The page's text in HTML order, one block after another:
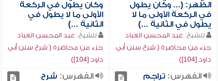
الظهر: (... وكان يطول
في الركعة الأولى ما لا
يطول في الثانية ...)
للشيخ: عبد المحسن العباد
جزء من محاضرة ( شرح سنن أبي
داود [104])
وكان يطول في الركعة
الأولى ما لا يطول في
الثانية ...)
للشيخ: عبد المحسن العباد
جزء من محاضرة ( شرح سنن أبي
داود [104])
الفهرس: تراجم
الفهرس: شرح